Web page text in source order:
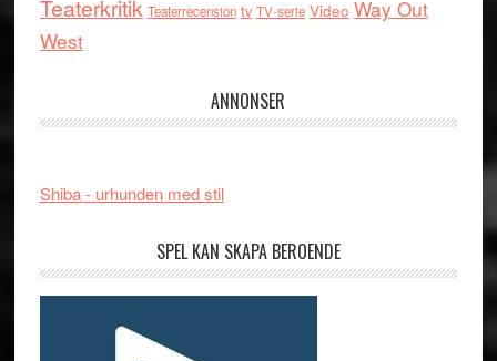
Teaterkritik Teaterrecension tv TV-serie Video Way Out
West
ANNONSER
Shiba - urhunden med stil
SPEL KAN SKAPA BEROENDE